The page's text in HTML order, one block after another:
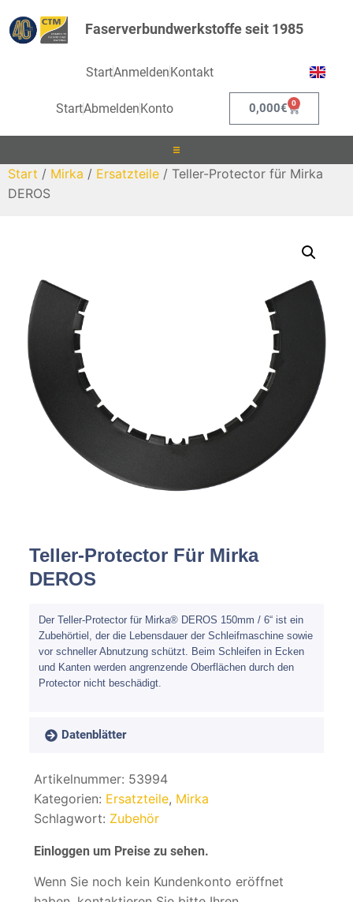
Faserverbundwerkstoffe seit 1985
StartAnmeldenKontakt
StartAbmelden Konto 0,000€ 0
Laminieren
Beschichten
Spachteln
Fasern
Kernmaterial
Verbrauchsmaterial
Mirka
Start / Mirka / Ersatzteile / Teller-Protector für Mirka
DEROS
Teller-Protector Für Mirka
DEROS
Der Teller-Protector für Mirka® DEROS 150mm / 6“ ist ein
Zubehörtiel, der die Lebensdauer der Schleifmaschine sowie
vor schneller Abnutzung schützt. Beim Schleifen in Ecken
und Kanten werden angrenzende Oberflächen durch den
Protector nicht beschädigt.
Datenblätter
Artikelnummer: 53994
Kategorien: Ersatzteile, Mirka
Schlagwort: Zubehör
Einloggen um Preise zu sehen.
Wenn Sie noch kein Kundenkonto eröffnet